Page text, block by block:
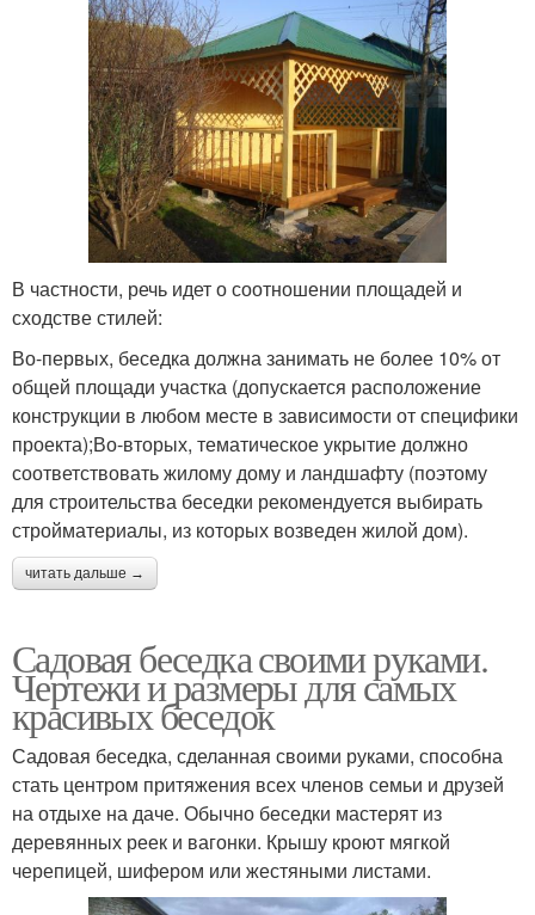
В частности, речь идет о соотношении площадей и
сходстве стилей:
Во-первых, беседка должна занимать не более 10% от
общей площади участка (допускается расположение
конструкции в любом месте в зависимости от специфики
проекта);Во-вторых, тематическое укрытие должно
соответствовать жилому дому и ландшафту (поэтому
для строительства беседки рекомендуется выбирать
стройматериалы, из которых возведен жилой дом).
читать дальше →
Садовая беседка своими руками.
Чертежи и размеры для самых
красивых беседок
Садовая беседка, сделанная своими руками, способна
стать центром притяжения всех членов семьи и друзей
на отдыхе на даче. Обычно беседки мастерят из
деревянных реек и вагонки. Крышу кроют мягкой
черепицей, шифером или жестяными листами.